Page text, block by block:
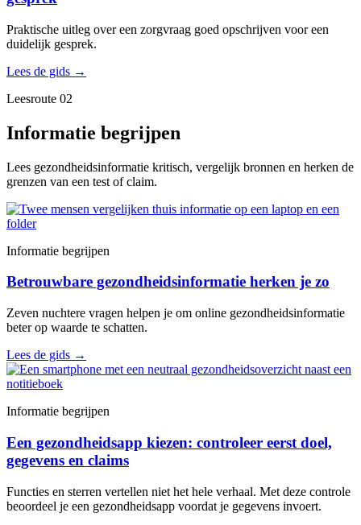
Praktische uitleg over een zorgvraag goed opschrijven voor een
duidelijk gesprek.
Lees de gids →
Leesroute 02
Informatie begrijpen
Lees gezondheidsinformatie kritisch, vergelijk bronnen en herken de
grenzen van een test of claim.
Informatie begrijpen
Betrouwbare gezondheidsinformatie herken je zo
Zeven nuchtere vragen helpen je om online gezondheidsinformatie
beter op waarde te schatten.
Lees de gids →
Informatie begrijpen
Een gezondheidsapp kiezen: controleer eerst doel,
gegevens en claims
Functies en sterren vertellen niet het hele verhaal. Met deze controle
beoordeel je een gezondheidsapp voordat je gegevens invoert.